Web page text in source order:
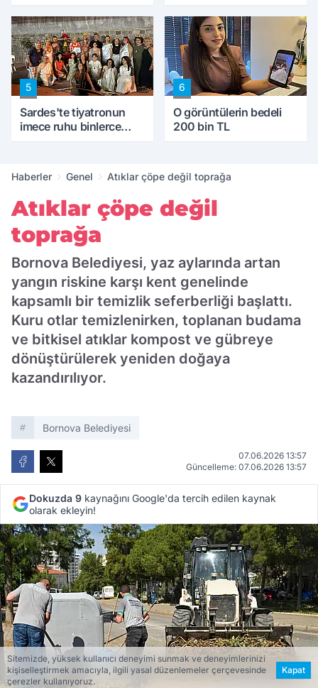
5
Sardes'te tiyatronun
imece ruhu binlerce
6
O görüntülerin bedeli
200 bin TL
Haberler Genel Atıklar çöpe değil toprağa
Atıklar çöpe değil
toprağa
Bornova Belediyesi, yaz aylarında artan
yangın riskine karşı kent genelinde
kapsamlı bir temizlik seferberliği başlattı.
Kuru otlar temizlenirken, toplanan budama
ve bitkisel atıklar kompost ve gübreye
dönüştürülerek yeniden doğaya
kazandırılıyor.
Bornova Belediyesi
07.06.2026 13:57
Güncelleme: 07.06.2026 13:57
Dokuzda 9 kaynağını Google'da tercih edilen kaynak
olarak ekleyin!
Sitemizde, yüksek kullanıcı deneyimi sunmak ve deneyimlerinizi
kişiselleştirmek amacıyla, ilgili yasal düzenlemeler çerçevesinde
çerezler kullanıyoruz.
Kapat